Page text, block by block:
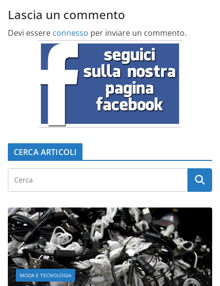
Lascia un commento
Devi essere connesso per inviare un commento.
CERCA ARTICOLI
MODA E TECNOLOGIA